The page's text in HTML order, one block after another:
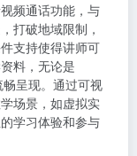
频通话功能，与
打破地域限制，
支持使得讲师可
料，无论是
呈现。通过可视
场景，如虚拟实
学习体验和参与